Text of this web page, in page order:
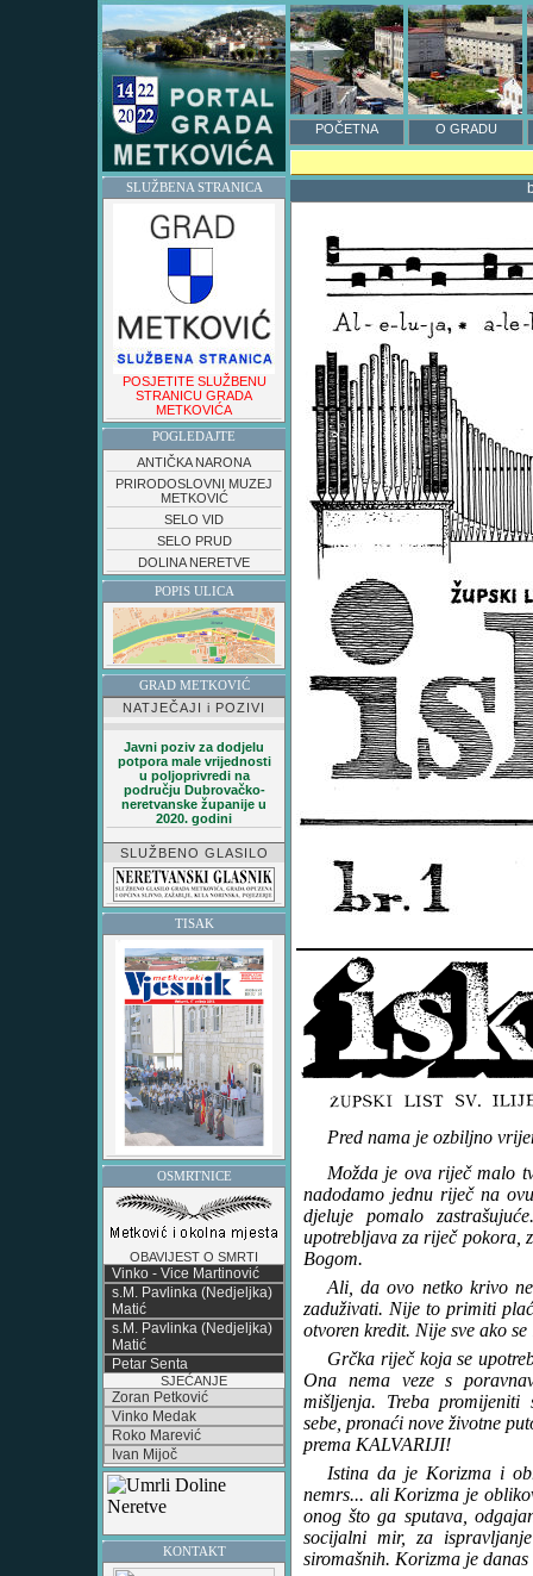
POČETNA O GRADU
SLUŽBENA STRANICA
POSJETITE SLUŽBENU
STRANICU GRADA
METKOVIĆA
POGLEDAJTE
ANTIČKA NARONA
PRIRODOSLOVNI MUZEJ
METKOVIĆ
SELO VID
SELO PRUD
DOLINA NERETVE
POPIS ULICA
GRAD METKOVIĆ
NATJEČAJI i POZIVI
Javni poziv za dodjelu
potpora male vrijednosti
u poljoprivredi na
području Dubrovačko-
neretvanske županije u
2020. godini
SLUŽBENO GLASILO
TISAK
OSMRTNICE
OBAVIJEST O SMRTI
Vinko - Vice Martinović
s.M. Pavlinka (Nedjeljka)
Matić
s.M. Pavlinka (Nedjeljka)
Matić
Petar Senta
SJEĆANJE
Zoran Petković
Vinko Medak
Roko Marević
Ivan Mijoč
KONTAKT
Pred nama je ozbiljno
Možda je ova riječ malo
nadodamo jednu riječ na
djeluje pomalo
upotrebljava za riječ pokora,
Bogom.
Ali, da ovo netko krivo
zaduživati. Nije to primiti
otvoren kredit. Nije sve ako
Grčka riječ koja se
Ona nema veze s
mišljenja. Treba promijeniti
sebe, pronaći nove životne
prema KALVARIJI!
Istina da je Korizma i
nemrs... ali Korizma je
onog što ga sputava,
socijalni mir, za
siromašnih. Korizma je